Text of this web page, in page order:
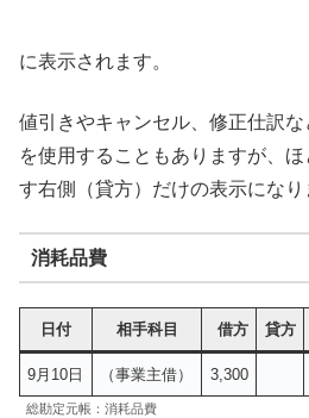
に表示されます。
値引きやキャンセル、修正仕訳な
を使用することもありますが、
す右側（貸方）だけの表示になり
消耗品費
日付 相手科目 借方 貸方
9月10日 （事業主借） 3,300
総勘定元帳：消耗品費